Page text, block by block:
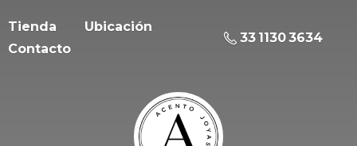
Tienda
Ubicación
Contacto
33 1130 3634